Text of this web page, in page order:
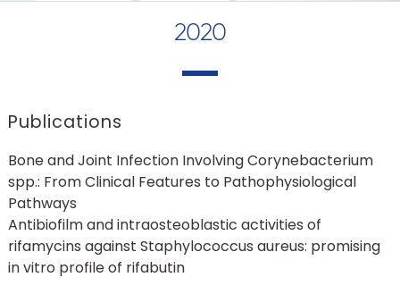
2020
Publications
Bone and Joint Infection Involving Corynebacterium
spp.: From Clinical Features to Pathophysiological
Pathways
Antibiofilm and intraosteoblastic activities of
rifamycins against Staphylococcus aureus: promising
in vitro profile of rifabutin